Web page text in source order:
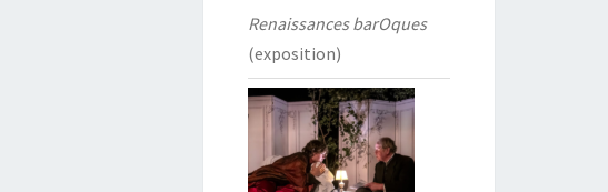
Renaissances barOques
(exposition)